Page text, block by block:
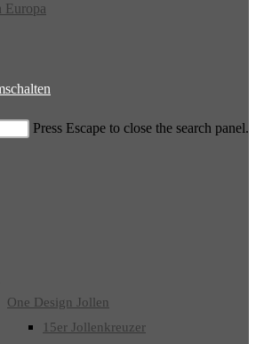
Europa
Press Escape to close the search panel.
One Design Jollen
15er Jollenkreuzer